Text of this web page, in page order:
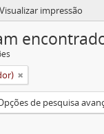
Visualizar impressão
de pesquisa